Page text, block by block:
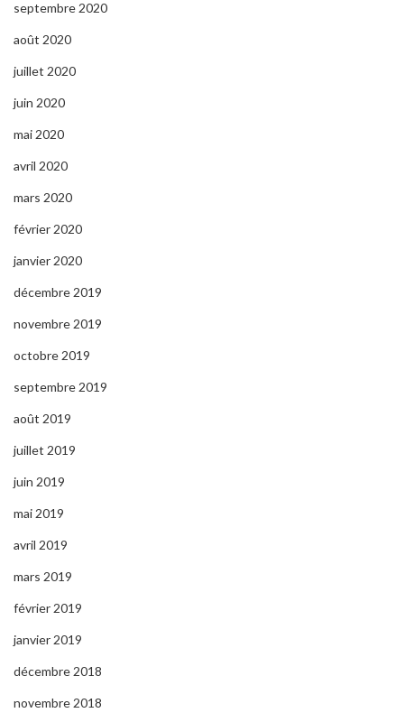
septembre 2020
août 2020
juillet 2020
juin 2020
mai 2020
avril 2020
mars 2020
février 2020
janvier 2020
décembre 2019
novembre 2019
octobre 2019
septembre 2019
août 2019
juillet 2019
juin 2019
mai 2019
avril 2019
mars 2019
février 2019
janvier 2019
décembre 2018
novembre 2018